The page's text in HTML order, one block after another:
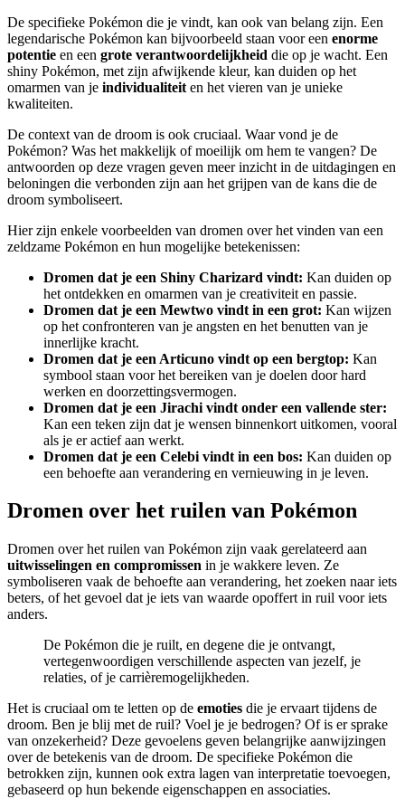
De specifieke Pokémon die je vindt, kan ook van belang zijn. Een
legendarische Pokémon kan bijvoorbeeld staan voor een enorme
potentie en een grote verantwoordelijkheid die op je wacht. Een
shiny Pokémon, met zijn afwijkende kleur, kan duiden op het
omarmen van je individualiteit en het vieren van je unieke
kwaliteiten.
De context van de droom is ook cruciaal. Waar vond je de
Pokémon? Was het makkelijk of moeilijk om hem te vangen? De
antwoorden op deze vragen geven meer inzicht in de uitdagingen en
beloningen die verbonden zijn aan het grijpen van de kans die de
droom symboliseert.
Hier zijn enkele voorbeelden van dromen over het vinden van een
zeldzame Pokémon en hun mogelijke betekenissen:
Dromen dat je een Shiny Charizard vindt: Kan duiden op
het ontdekken en omarmen van je creativiteit en passie.
Dromen dat je een Mewtwo vindt in een grot: Kan wijzen
op het confronteren van je angsten en het benutten van je
innerlijke kracht.
Dromen dat je een Articuno vindt op een bergtop: Kan
symbool staan voor het bereiken van je doelen door hard
werken en doorzettingsvermogen.
Dromen dat je een Jirachi vindt onder een vallende ster:
Kan een teken zijn dat je wensen binnenkort uitkomen, vooral
als je er actief aan werkt.
Dromen dat je een Celebi vindt in een bos: Kan duiden op
een behoefte aan verandering en vernieuwing in je leven.
Dromen over het ruilen van Pokémon
Dromen over het ruilen van Pokémon zijn vaak gerelateerd aan
uitwisselingen en compromissen in je wakkere leven. Ze
symboliseren vaak de behoefte aan verandering, het zoeken naar iets
beters, of het gevoel dat je iets van waarde opoffert in ruil voor iets
anders.
De Pokémon die je ruilt, en degene die je ontvangt,
vertegenwoordigen verschillende aspecten van jezelf, je
relaties, of je carrièremogelijkheden.
Het is cruciaal om te letten op de emoties die je ervaart tijdens de
droom. Ben je blij met de ruil? Voel je je bedrogen? Of is er sprake
van onzekerheid? Deze gevoelens geven belangrijke aanwijzingen
over de betekenis van de droom. De specifieke Pokémon die
betrokken zijn, kunnen ook extra lagen van interpretatie toevoegen,
gebaseerd op hun bekende eigenschappen en associaties.